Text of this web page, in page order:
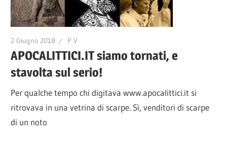
2 Giugno 2018 P V
APOCALITTICI.IT siamo tornati, e
stavolta sul serio!
Per qualche tempo chi digitava www.apocalittici.it si
ritrovava in una vetrina di scarpe. Sì, venditori di scarpe
di un noto